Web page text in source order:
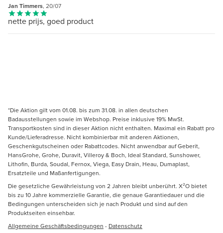
Jan Timmers, 20/07
nette prijs, goed product
*Die Aktion gilt vom 01.08. bis zum 31.08. in allen deutschen
Badausstellungen sowie im Webshop. Preise inklusive 19% MwSt.
Transportkosten sind in dieser Aktion nicht enthalten. Maximal ein Rabatt pro
Kunde/Lieferadresse. Nicht kombinierbar mit anderen Aktionen,
Geschenkgutscheinen oder Rabattcodes. Nicht anwendbar auf Geberit,
HansGrohe, Grohe, Duravit, Villeroy & Boch, Ideal Standard, Sunshower,
Lithofin, Burda, Soudal, Fernox, Viega, Easy Drain, Heau, Dumaplast,
Ersatzteile und Maßanfertigungen.
Die gesetzliche Gewährleistung von 2 Jahren bleibt unberührt. X²O bietet
bis zu 10 Jahre kommerzielle Garantie, die genaue Garantiedauer und die
Bedingungen unterscheiden sich je nach Produkt und sind auf den
Produktseiten einsehbar.
Allgemeine Geschäftsbedingungen - Datenschutz